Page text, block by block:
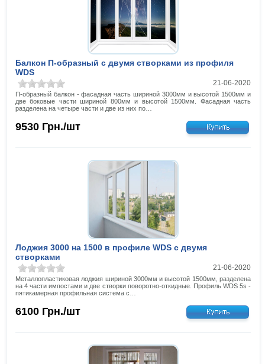
Балкон П-образный с двумя створками из профиля
WDS
21-06-2020
П-образный балкон - фасадная часть шириной 3000мм и высотой 1500мм и
две боковые части шириной 800мм и высотой 1500мм. Фасадная часть
разделена на четыре части и две из них по…
9530 Грн./шт
Лоджия 3000 на 1500 в профиле WDS с двумя
створками
21-06-2020
Металлопластиковая лоджия шириной 3000мм и высотой 1500мм, разделена
на 4 части импостами и две створки поворотно-откидные. Профиль WDS 5s -
пятикамерная профильная система с…
6100 Грн./шт